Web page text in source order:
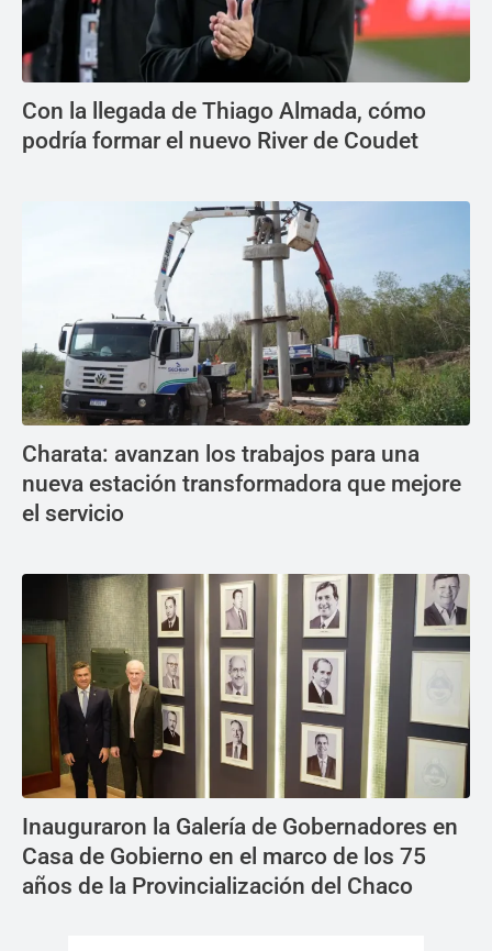
Con la llegada de Thiago Almada, cómo
podría formar el nuevo River de Coudet
Charata: avanzan los trabajos para una
nueva estación transformadora que mejore
el servicio
Inauguraron la Galería de Gobernadores en
Casa de Gobierno en el marco de los 75
años de la Provincialización del Chaco